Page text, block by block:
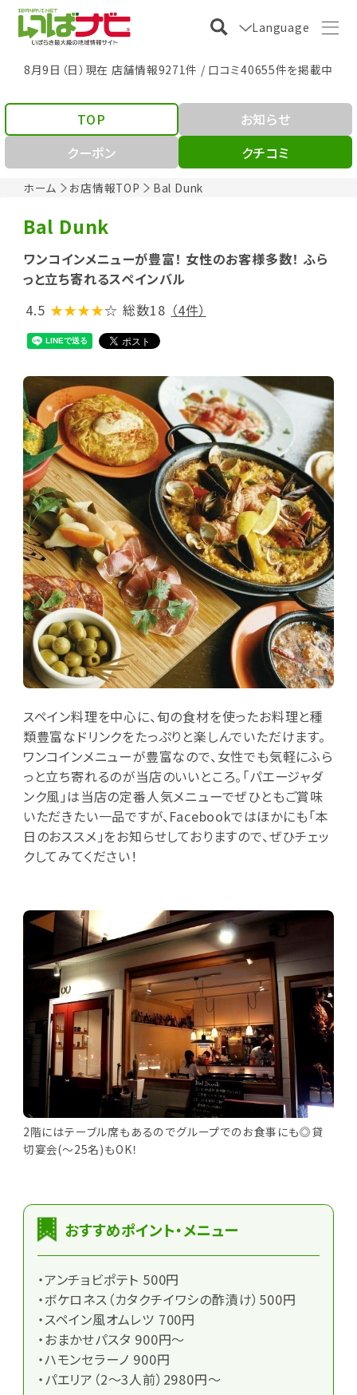
Language
8月9日（日）現在 店舗情報9271件 / 口コミ40655件を掲載中
ホーム お店情報TOP Bal Dunk
TOP
お知らせ
クーポン
クチコミ
Bal Dunk
ワンコインメニューが豊富！ 女性のお客様多数！ ふら
っと立ち寄れるスペインバル
4.5 ★★★★☆ 総数18 （4件）
スペイン料理を中心に、旬の食材を使ったお料理と種
類豊富なドリンクをたっぷりと楽しんでいただけます。
ワンコインメニューが豊富なので、女性でも気軽にふら
っと立ち寄れるのが当店のいいところ。「パエージャダ
ンク風」は当店の定番人気メニューでぜひともご賞味
いただきたい一品ですが、Facebookではほかにも「本
日のおススメ」をお知らせしておりますので、ぜひチェッ
クしてみてください！
2階にはテーブル席もあるのでグループでのお食事にも◎貸
切宴会(～25名)もOK！
おすすめポイント・メニュー
・アンチョビポテト 500円
・ボケロネス（カタクチイワシの酢漬け）500円
・スペイン風オムレツ 700円
・おまかせパスタ 900円～
・ハモンセラーノ 900円
・パエリア（2～3人前）2980円～